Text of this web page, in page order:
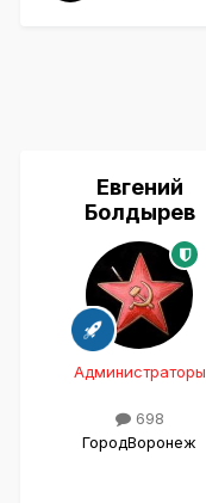
Евгений
Болдырев
Администраторы
698
ГородВоронеж